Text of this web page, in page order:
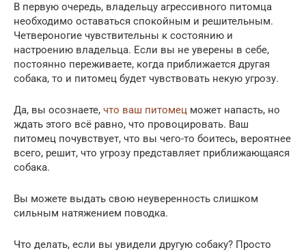
В первую очередь, владельцу агрессивного питомца
необходимо оставаться спокойным и решительным.
Четвероногие чувствительны к состоянию и
настроению владельца. Если вы не уверены в себе,
постоянно переживаете, когда приближается другая
собака, то и питомец будет чувствовать некую угрозу.
Да, вы осознаете, что ваш питомец может напасть, но
ждать этого всё равно, что провоцировать. Ваш
питомец почувствует, что вы чего-то боитесь, вероятнее
всего, решит, что угрозу представляет приближающаяся
собака.
Вы можете выдать свою неуверенность слишком
сильным натяжением поводка.
Что делать, если вы увидели другую собаку? Просто